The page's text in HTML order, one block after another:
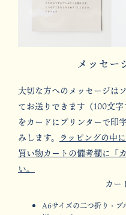
メッセー
大切な方へのメッセージは
てお送りできます（100文
をカードにプリンターで印
みします。 ラッピングの中
買い物カートの備考欄に「
い。
カー
A6サイズの二つ折り・ブ